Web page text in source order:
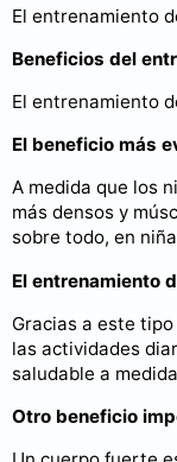
El entrenamiento
Beneficios del
El entrenamiento
El beneficio más
A medida que los
más densos y
sobre todo, en
El entrenamiento
Gracias a este
las actividades
saludable a
Otro beneficio